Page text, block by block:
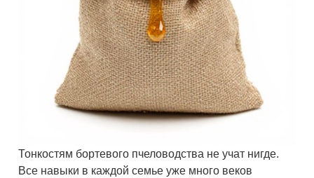
Тонкостям бортевого пчеловодства не учат нигде.
Все навыки в каждой семье уже много веков